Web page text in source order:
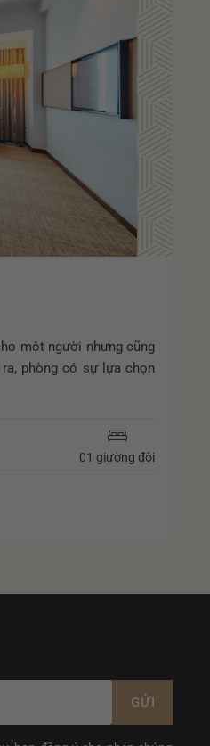
một người nhưng cũng
phòng có sự lựa chọn
01 giường đôi